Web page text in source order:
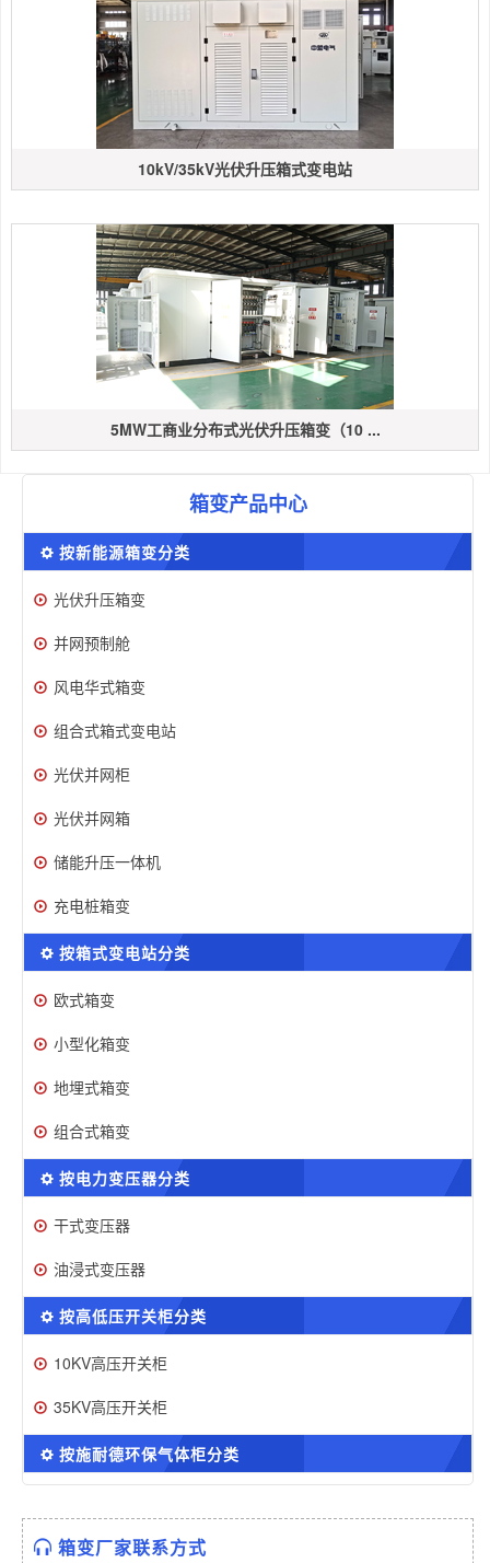
10kV/35kV光伏升压箱式变电站
5MW工商业分布式光伏升压箱变（10 ...
箱变产品中心
按新能源箱变分类
光伏升压箱变
并网预制舱
风电华式箱变
组合式箱式变电站
光伏并网柜
光伏并网箱
储能升压一体机
充电桩箱变
按箱式变电站分类
欧式箱变
小型化箱变
地埋式箱变
组合式箱变
按电力变压器分类
干式变压器
油浸式变压器
按高低压开关柜分类
10KV高压开关柜
35KV高压开关柜
按施耐德环保气体柜分类
箱变厂家联系方式